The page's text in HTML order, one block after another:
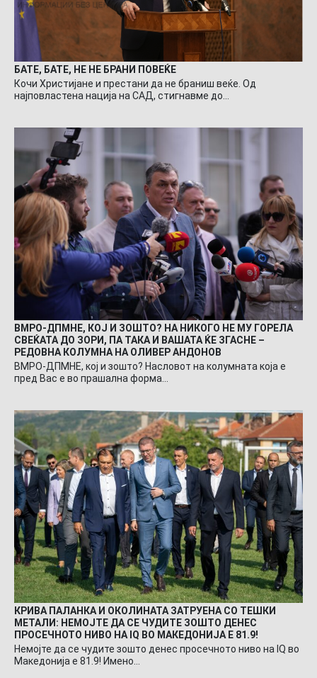
БАТЕ, БАТЕ, НЕ НЕ БРАНИ ПОВЕЌЕ
Кочи Христијане и престани да не браниш веќе. Од
најповластена нација на САД, стигнавме до…
ВМРО-ДПМНЕ, КОЈ И ЗОШТО? НА НИКОГО НЕ МУ ГОРЕЛА
СВЕЌАТА ДО ЗОРИ, ПА ТАКА И ВАШАТА ЌЕ ЗГАСНЕ –
РЕДОВНА КОЛУМНА НА ОЛИВЕР АНДОНОВ
ВМРО-ДПМНЕ, кој и зошто? Насловот на колумната која е
пред Вас е во прашална форма…
КРИВА ПАЛАНКА И ОКОЛИНАТА ЗАТРУЕНА СО ТЕШКИ
МЕТАЛИ: НЕМОЈТЕ ДА СЕ ЧУДИТЕ ЗОШТО ДЕНЕС
ПРОСЕЧНОТО НИВО НА IQ ВО МАКЕДОНИЈА Е 81.9!
Немојте да се чудите зошто денес просечното ниво на IQ во
Македонија е 81.9! Имено…